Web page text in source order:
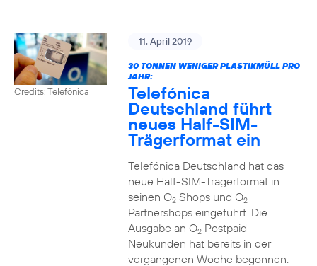
Credits: Telefónica
11. April 2019
30 TONNEN WENIGER PLASTIKMÜLL PRO
JAHR:
Telefónica
Deutschland führt
neues Half-SIM-
Trägerformat ein
Telefónica Deutschland hat das
neue Half-SIM-Trägerformat in
seinen O2Shops und O2
Partnershops eingeführt. Die
Ausgabe an O2Postpaid-
Neukunden hat bereits in der
vergangenen Woche begonnen.